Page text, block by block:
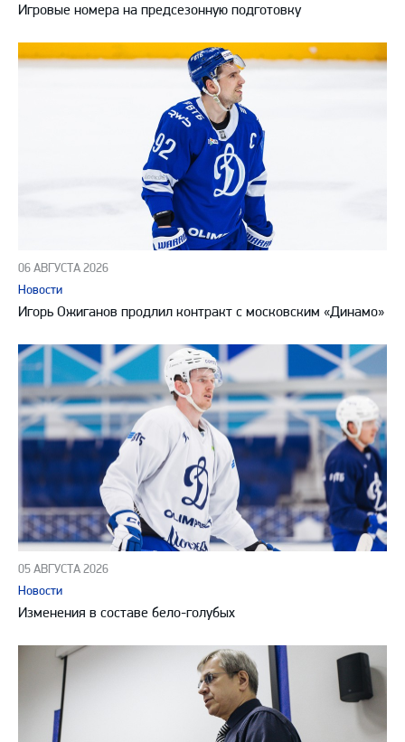
Игровые номера на предсезонную подготовку
06 АВГУСТА 2026
Новости
Игорь Ожиганов продлил контракт с московским «Динамо»
05 АВГУСТА 2026
Новости
Изменения в составе бело-голубых